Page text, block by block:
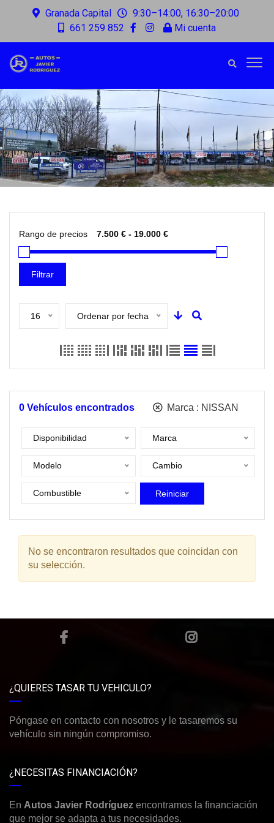
Granada Capital
9:30–14:00, 16:30–20:00
661 259 852
Mi cuenta
Rango de precios
Filtrar
16 Ordenar por fecha
0 Vehículos encontrados Marca : NISSAN
Disponibilidad Marca
Modelo Cambio
Combustible Reiniciar
No se encontraron resultados que coincidan con
su selección.
¿QUIERES TASAR TU VEHICULO?
Póngase en contacto con nosotros y le tasaremos su
vehículo sin ningún compromiso.
¿NECESITAS FINANCIACIÓN?
En Autos Javier Rodríguez encontramos la financiación
que mejor se adapta a tus necesidades.